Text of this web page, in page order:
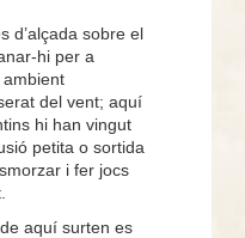
d’alçada sobre el
hi per a
del vent; aquí
hi han vingut
petita o sortida
i fer jocs
aquí surten es